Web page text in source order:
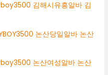
김해시유흥알바 김
논산당일알바 논산
논산여성알바 논산